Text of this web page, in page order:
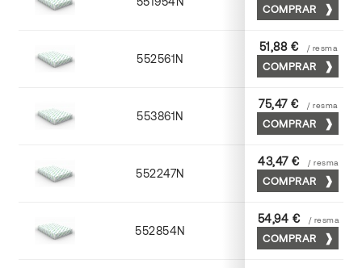
COMPRAR
552561N 63 x 88
51,88 € / resma
COMPRAR
553861N 63 x 88
75,47 € / resma
COMPRAR
552247N 45 x 64
43,47 € / resma
COMPRAR
552854N 52 x 70
54,94 € / resma
COMPRAR